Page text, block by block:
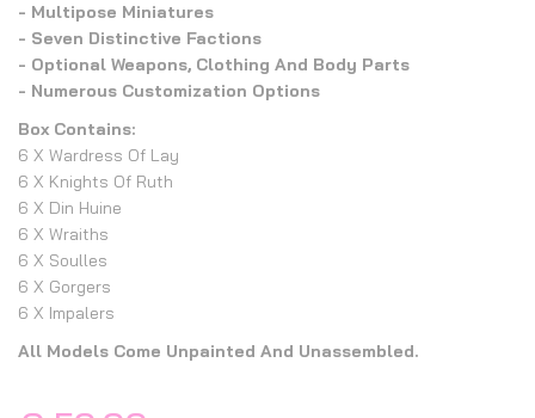
- Multipose Miniatures
- Seven Distinctive Factions
- Optional Weapons, Clothing And Body Parts
- Numerous Customization Options
Box Contains:
6 X Wardress Of Lay
6 X Knights Of Ruth
6 X Din Huine
6 X Wraiths
6 X Soulles
6 X Gorgers
6 X Impalers
All Models Come Unpainted And Unassembled.